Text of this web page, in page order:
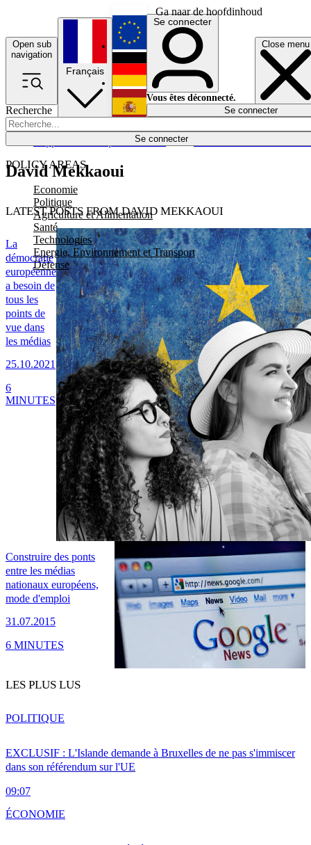
Ga naar de hoofdinhoud
Open sub
navigation
Close menu
Recherche
Se connecter
POLICY AREAS
Economie
Politique
Agriculture et Alimentation
Santé
Technologies
Energie, Environnement et Transport
Défense
Économie
Français
English
Deutsch
Español
Se connecter
Vous êtes déconnecté.
Se connecter
David Mekkaoui
LATEST POSTS FROM DAVID MEKKAOUI
La
démocratie
européenne
a besoin de
tous les
points de
vue dans
les médias
25.10.2021
6
MINUTES
Construire des ponts
entre les médias
nationaux européens,
mode d'emploi
31.07.2015
6 MINUTES
LES PLUS LUS
EXCLUSIF : L'Islande demande à Bruxelles de ne pas s'immiscer
dans son référendum sur l'UE
09:07
POLITIQUE
ÉCONOMIE